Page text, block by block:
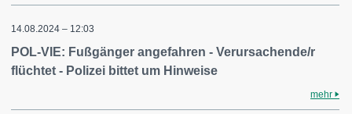
14.08.2024 – 12:03
POL-VIE: Fußgänger angefahren - Verursachende/r
flüchtet - Polizei bittet um Hinweise
mehr